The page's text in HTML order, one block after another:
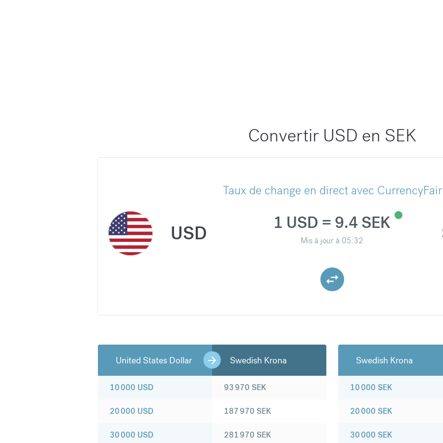
Convertir USD en SEK
Taux de change en direct avec CurrencyFair
USD 1 USD = 9.4 SEK
Mis à jour à 05:32
United States Dollar Swedish Krona
10 000 USD
20 000 USD
30 000 USD
93 970 SEK
187 970 SEK
281 970 SEK
Swedish Krona
10 000 SEK
20 000 SEK
30 000 SEK